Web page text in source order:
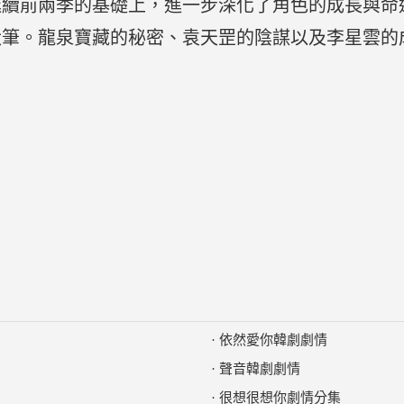
前兩季的基礎上，進一步深化了角色的成長與
。龍泉寶藏的秘密、袁天罡的陰謀以及李星雲
· 依然愛你韓劇劇情
· 聲音韓劇劇情
· 很想很想你劇情分集